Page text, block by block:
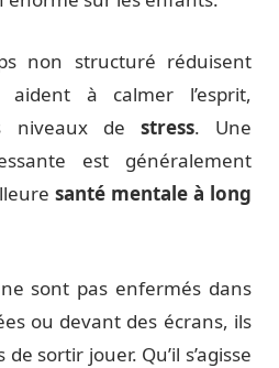
non structuré réduisent
à calmer l’esprit,
niveaux de stress. Une
est généralement
santé mentale à long
sont pas enfermés dans
ou devant des écrans, ils
sortir jouer. Qu’il s’agisse